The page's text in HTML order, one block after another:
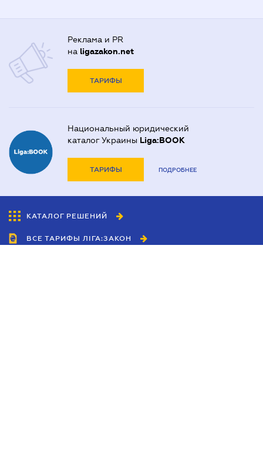
Реклама и PR
на ligazakon.net
ТАРИФЫ
Национальный юридический
каталог Украины Liga:BOOK
ТАРИФЫ ПОДРОБНЕЕ
КАТАЛОГ РЕШЕНИЙ
ВСЕ ТАРИФЫ ЛІГА:ЗАКОН